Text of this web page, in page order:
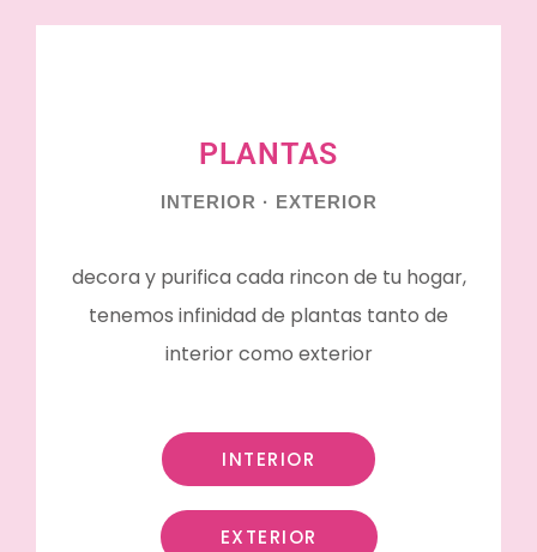
PLANTAS
INTERIOR · EXTERIOR
decora y purifica cada rincon de tu hogar,
tenemos infinidad de plantas tanto de
interior como exterior
INTERIOR
EXTERIOR